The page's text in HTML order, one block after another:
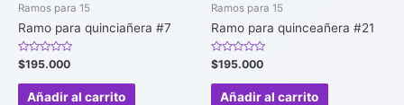
Ramos para 15
Ramo para quinciañera #7
Valorado
en
0
$195.000
Añadir al carrito
Ramos para 15
Ramo para quinceañera #21
Valorado
en
0
$195.000
Añadir al carrito